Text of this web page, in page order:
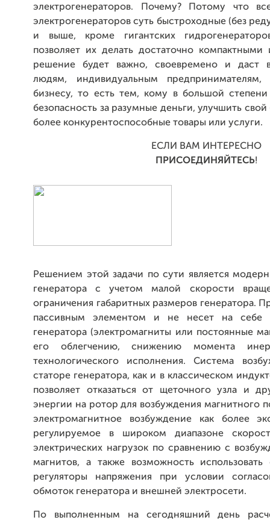
электрогенераторов. Почему? Потому что
электрогенераторов суть быстроходные (без
и выше, кроме гигантских
позволяет их делать достаточно
решение будет важно, своевремено и даст
людям, индивидуальным
бизнесу, то есть тем, кому в большой степени
безопасность за разумные деньги, улучшить
более конкурентоспособные товары или услуги.
ЕСЛИ ВАМ ИНТЕРЕСНО
ПРИСОЕДИНЯЙТЕСЬ!
Решением этой задачи по сути является
генератора с учетом малой скорости
ограничения габаритных размеров генератора.
пассивным элементом и не несет на себе
генератора (электромагниты или постоянные
его облегчению, снижению момента
технологического исполнения. Система
статоре генератора, как и в классическом
позволяет отказаться от щеточного узла и
энергии на ротор для возбуждения магнитного
электромагнитное возбуждение как более
регулируемое в широком диапазоне
электрических нагрузок по сравнению с
магнитов, а также возможность
регуляторы напряжения при условии
обмоток генератора и внешней электросети.
По выполненным на сегодняшний день